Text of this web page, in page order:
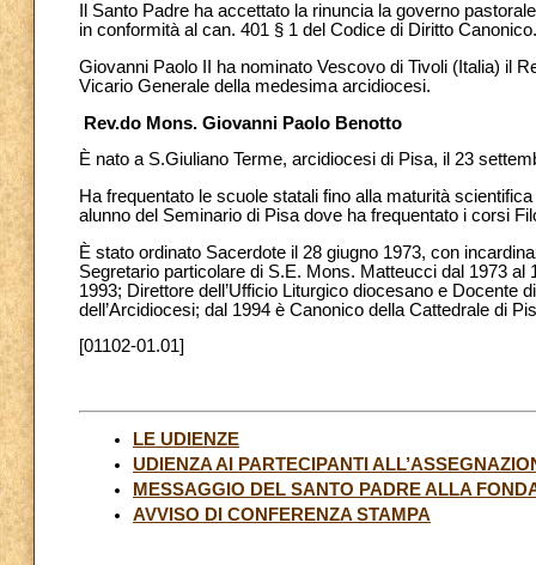
Il Santo Padre ha accettato la rinuncia la governo
in conformità al can. 401 § 1 del Codice di Diritto Canonico.
Giovanni Paolo II ha nominato Vescovo di Tivoli (Italia) il
Vicario Generale della medesima arcidiocesi.
Rev.do Mons. Giovanni Paolo Benotto
È nato a S.Giuliano Terme, arcidiocesi di Pisa, il 23
Ha frequentato le scuole statali fino alla maturità
alunno del Seminario di Pisa dove ha frequentato i corsi
È stato ordinato Sacerdote il 28 giugno 1973, con
Segretario particolare di S.E. Mons. Matteucci dal 1973 al
1993; Direttore dell’Ufficio Liturgico diocesano e Docente
dell’Arcidiocesi; dal 1994 è Canonico della Cattedrale di
[01102-01.01]
LE UDIENZE
UDIENZA AI PARTECIPANTI
MESSAGGIO DEL SANTO PADRE ALLA
AVVISO DI CONFERENZA STAMPA